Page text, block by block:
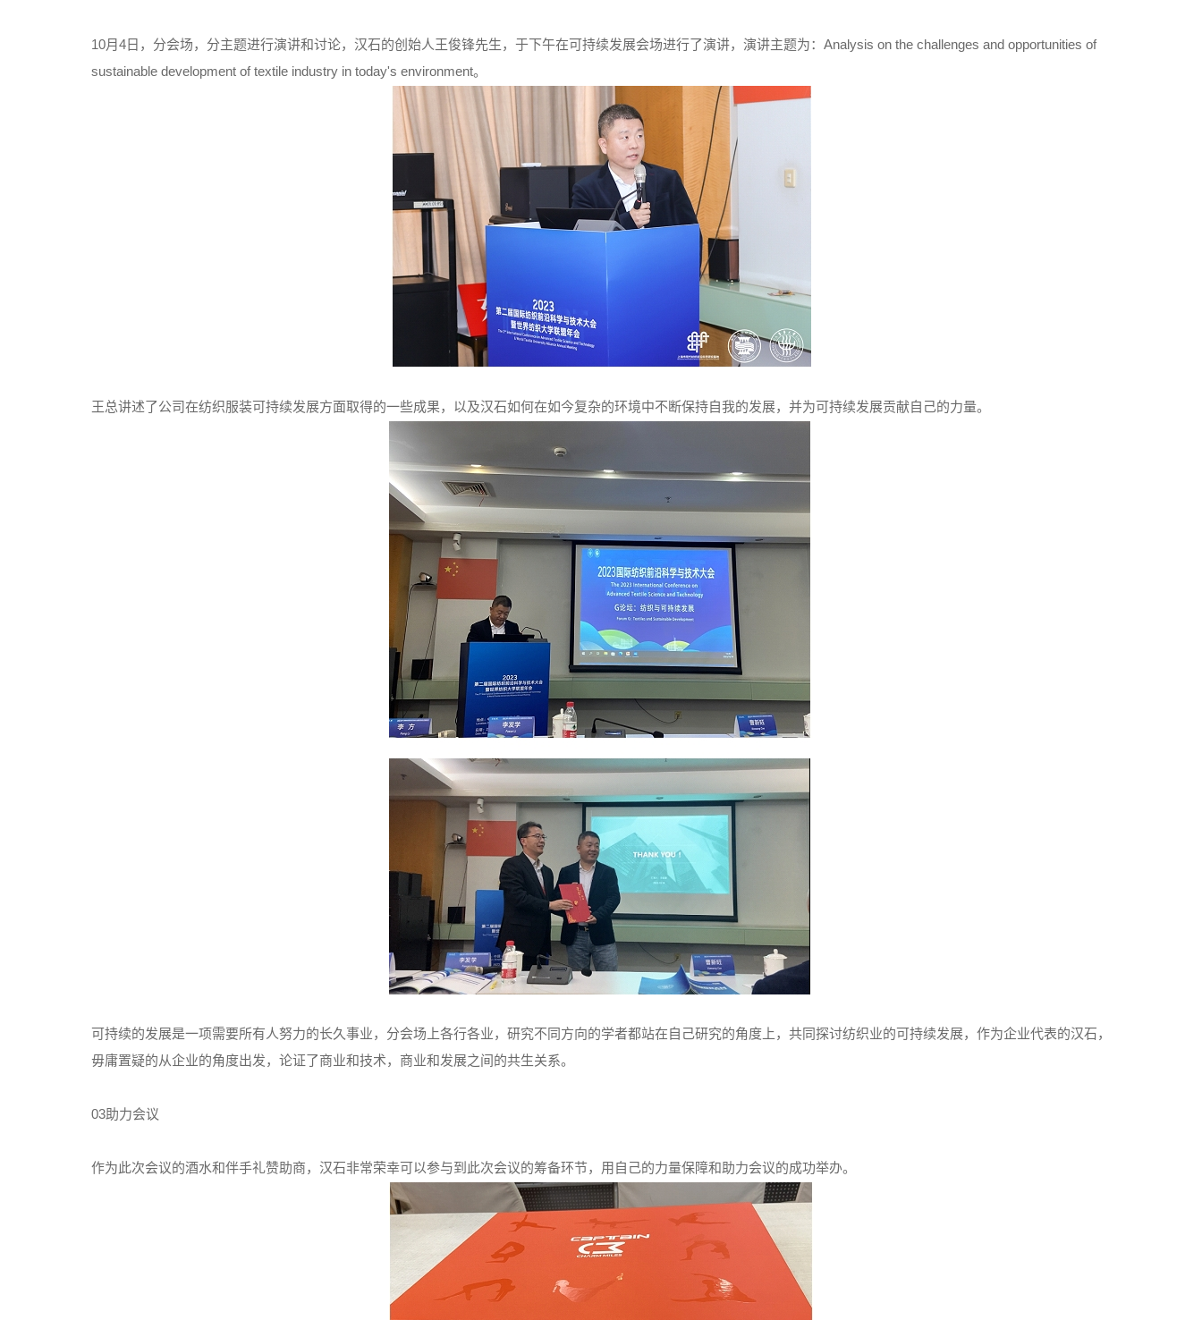
10月4日，分会场，分主题进行演讲和讨论，汉石的创始人王俊锋先生，于下午在可持续发展会场进行了演讲，演讲主题为：Analysis on the challenges and opportunities of
sustainable development of textile industry in today's environment。
王总讲述了公司在纺织服装可持续发展方面取得的一些成果，以及汉石如何在如今复杂的环境中不断保持自我的发展，并为可持续发展贡献自己的力量。
可持续的发展是一项需要所有人努力的长久事业，分会场上各行各业，研究不同方向的学者都站在自己研究的角度上，共同探讨纺织业的可持续发展，作为企业代表的汉石，
毋庸置疑的从企业的角度出发，论证了商业和技术，商业和发展之间的共生关系。
03助力会议
作为此次会议的酒水和伴手礼赞助商，汉石非常荣幸可以参与到此次会议的筹备环节，用自己的力量保障和助力会议的成功举办。